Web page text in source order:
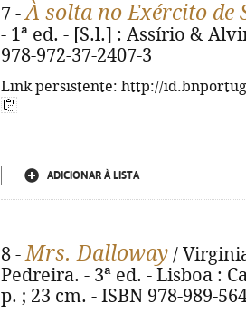
7 -À solta no Exército de
- 1ª ed. - [S.l.] : Assírio &
978-972-37-2407-3
Link persistente: http://
ADICIONAR À LISTA
8 -Mrs. Dalloway /
Pedreira. - 3ª ed. - Lisboa :
p. ; 23 cm. - ISBN 978-989-